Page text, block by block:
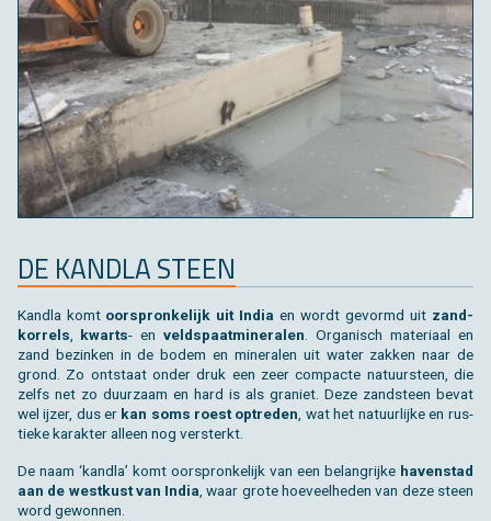
DE KAN­D­LA STEEN
Kan­d­la komt oor­spron­ke­lijk uit India en wordt ge­vormd uit zand­
kor­rels
kwarts- en veld­spaat­mi­ne­ra­len . Or­ga­nisch ma­te­ri­aal en
zand be­zin­ken in de bodem en mi­ne­ra­len uit water zak­ken naar de
grond. Zo ont­staat onder druk een zeer com­pac­te na­tuur­steen, die
zelfs net zo duur­zaam en hard is als gra­niet. Deze zand­steen bevat
wel ijzer, dus er kan soms roest op­tre­den , wat het na­tuur­lij­ke en rus­
tie­ke ka­rak­ter al­leen nog ver­sterkt.
De naam ‘kan­d­la’ komt oor­spron­ke­lijk van een be­lang­rij­ke ha­ven­stad
aan de west­kust van India , waar grote hoe­veel­he­den van deze steen
word ge­won­nen.